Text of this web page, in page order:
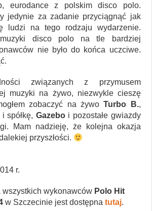
eurodance z polskim disco polo.
jedynie za zadanie przyciągnąć jak
ludzi na tego rodzaju wydarzenie.
muzyki disco polo na tle bardziej
nie było do końca uczciwe.
związanych z przymusem
muzyki na żywo, niezwykle cieszę
zobaczyć na żywoTurbo B.,
spółkę, Gazeboi pozostałe gwiazdy
Mam nadzieję, że kolejna okazja
przyszłości.
r.
wszystkich wykonawców Polo Hit
w Szczecinie jest dostępnatutaj.